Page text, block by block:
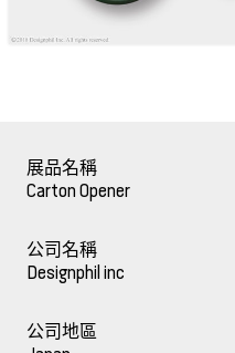
展品名稱
Carton Opener
公司名稱
Designphil inc
公司地區